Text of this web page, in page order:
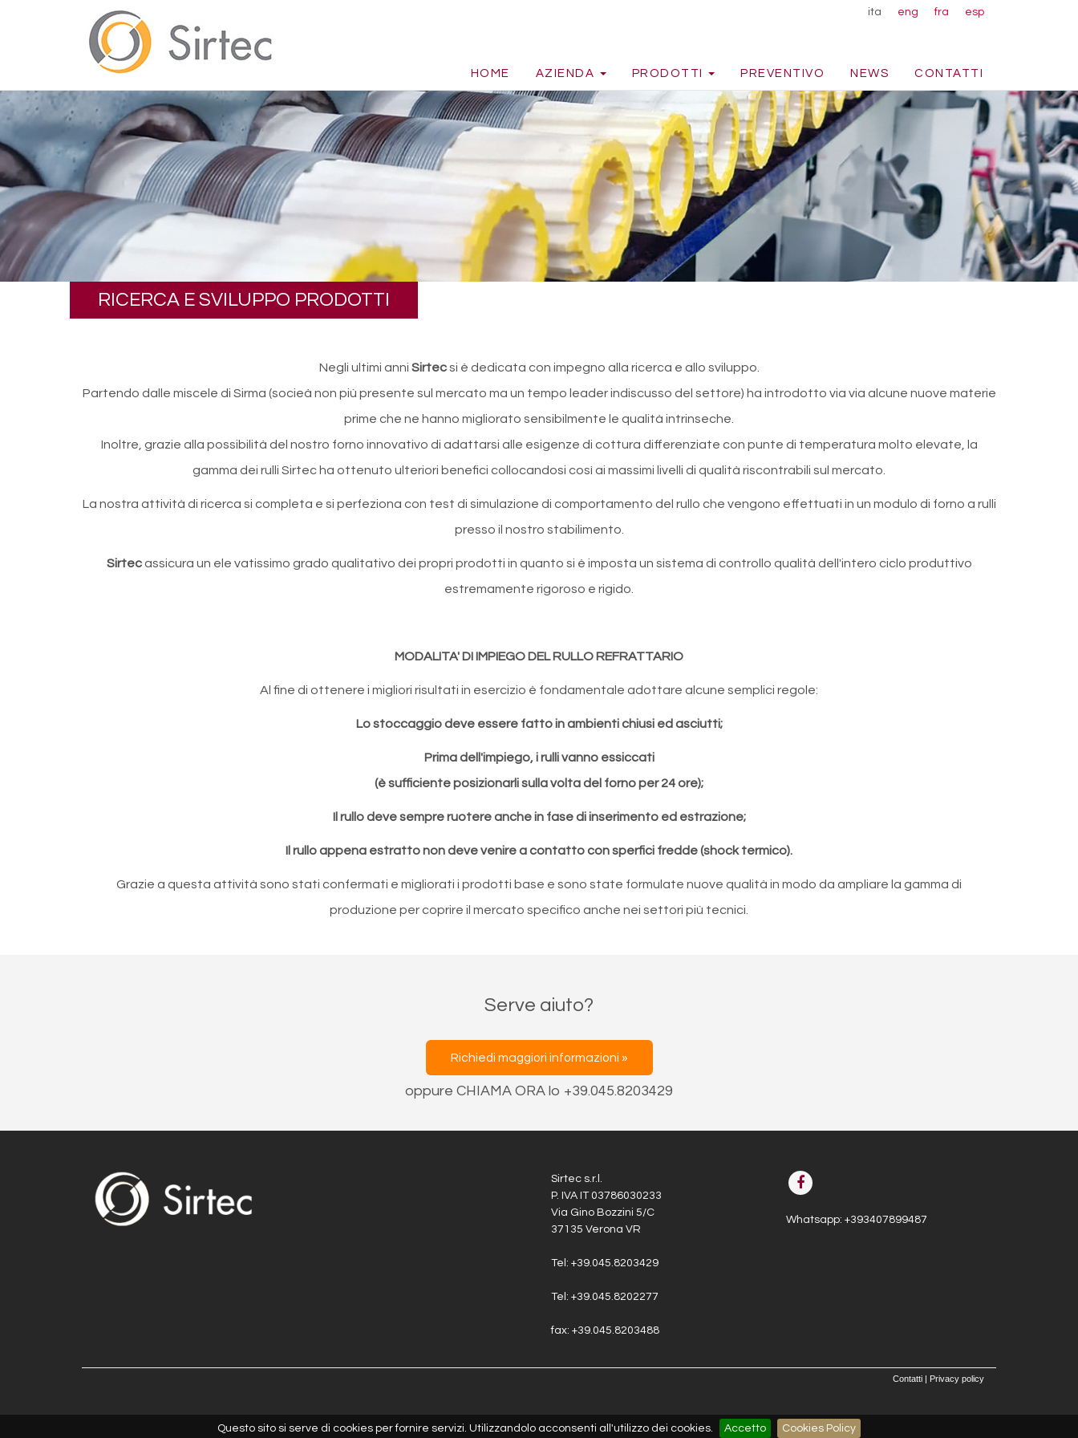
Questo sito si serve di cookies per fornire servizi. Utilizzandolo acconsenti all'utilizzo dei cookies. Accetto Cookies Policy
ita eng fra esp
HOME AZIENDA PRODOTTI PREVENTIVO NEWS CONTATTI
RICERCA E SVILUPPO PRODOTTI
Negli ultimi anni Sirtecsi è dedicata con impegno alla ricerca e allo sviluppo.
Partendo dalle miscele di Sirma (socieà non più presente sul mercato ma un tempo leader indiscusso del settore) ha introdotto via via alcune nuove materie
prime che ne hanno migliorato sensibilmente le qualità intrinseche.
Inoltre, grazie alla possibilità del nostro forno innovativo di adattarsi alle esigenze di cottura differenziate con punte di temperatura molto elevate, la
gamma dei rulli Sirtec ha ottenuto ulteriori benefici collocandosi così ai massimi livelli di qualità riscontrabili sul mercato.
La nostra attività di ricerca si completa e si perfeziona con test di simulazione di comportamento del rullo che vengono effettuati in un modulo di forno a rulli
presso il nostro stabilimento.
Sirtecassicura un ele vatissimo grado qualitativo dei propri prodotti in quanto si è imposta un sistema di controllo qualità dell'intero ciclo produttivo
estremamente rigoroso e rigido.
MODALITA' DI IMPIEGO DEL RULLO REFRATTARIO
Al fine di ottenere i migliori risultati in esercizio è fondamentale adottare alcune semplici regole:
Lo stoccaggio deve essere fatto in ambienti chiusi ed asciutti;
Prima dell'impiego, i rulli vanno essiccati
(è sufficiente posizionarli sulla volta del forno per 24 ore);
Il rullo deve sempre ruotere anche in fase di inserimento ed estrazione;
Il rullo appena estratto non deve venire a contatto con sperfici fredde (shock termico).
Grazie a questa attività sono stati confermati e migliorati i prodotti base e sono state formulate nuove qualità in modo da ampliare la gamma di
produzione per coprire il mercato specifico anche nei settori più tecnici.
Serve aiuto?
Richiedi maggiori informazioni »
oppure CHIAMA ORA lo +39.045.8203429
Sirtec s.r.l.
P. IVA IT 03786030233
Via Gino Bozzini 5/C
37135 Verona VR
Tel: +39.045.8203429
Tel: +39.045.8202277
fax: +39.045.8203488
Whatsapp: +393407899487
Contatti | Privacy policy